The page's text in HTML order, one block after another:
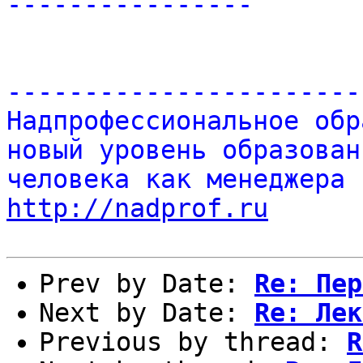
Надпрофессиональное
новый уровень
человека как
http://nadprof.ru
Prev by Date: Re:
Next by Date: Re:
Previous by thread: